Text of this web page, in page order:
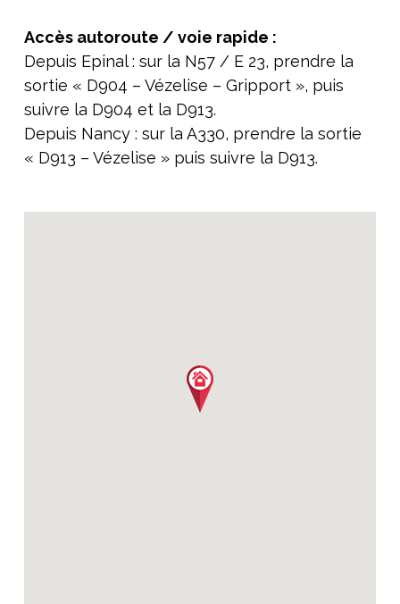
Accès autoroute / voie rapide :
Depuis Epinal : sur la N57 / E 23, prendre la
sortie « D904 – Vézelise – Gripport », puis
suivre la D904 et la D913.
Depuis Nancy : sur la A330, prendre la sortie
« D913 – Vézelise » puis suivre la D913.